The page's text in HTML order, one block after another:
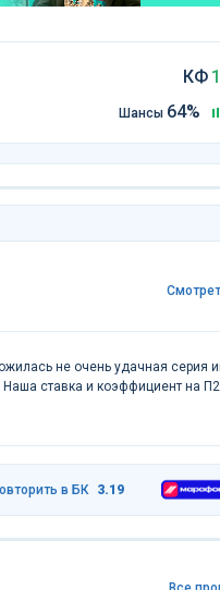
КФ
Шансы 64%
не очень удачная серия
ставка и коэффициент на
в БК 3.19